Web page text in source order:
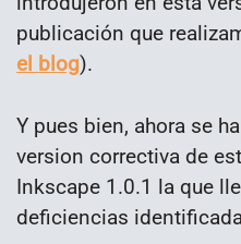
publicación que
el blog).
Y pues bien, ahora se
version correctiva de
Inkscape 1.0.1 la que
deficiencias